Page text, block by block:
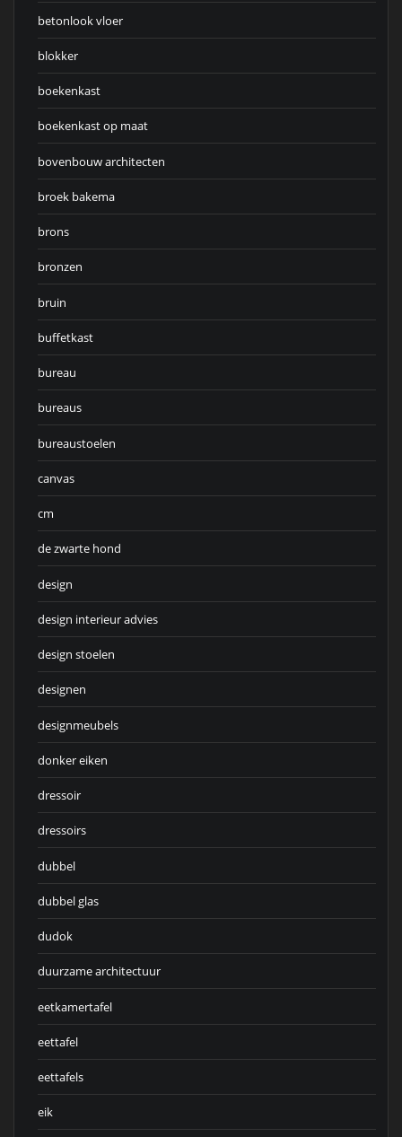
betonlook vloer
blokker
boekenkast
boekenkast op maat
bovenbouw architecten
broek bakema
brons
bronzen
bruin
buffetkast
bureau
bureaus
bureaustoelen
canvas
cm
de zwarte hond
design
design interieur advies
design stoelen
designen
designmeubels
donker eiken
dressoir
dressoirs
dubbel
dubbel glas
dudok
duurzame architectuur
eetkamertafel
eettafel
eettafels
eik